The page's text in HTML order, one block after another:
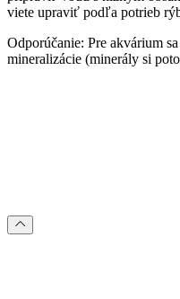
viete upraviť podľa potrieb
Odporúčanie: Pre akvárium
mineralizácie (minerály si